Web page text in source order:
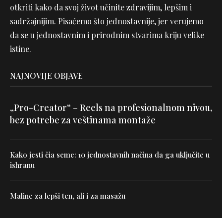
otkriti kako da svoj život učinite zdravijim, lepšim i
sadržajnijim. Pisaćemo što jednostavnije, jer verujemo
da se u jednostavnim i prirodnim stvarima kriju velike
istine.
NAJNOVIJE OBJAVE
„Pro-Creator“ – Reels na profesionalnom nivou,
bez potrebe za veštinama montaže
Kako jesti čia seme: 10 jednostavnih načina da ga uključite u
ishranu
Maline za lepši ten, ali i za masažu